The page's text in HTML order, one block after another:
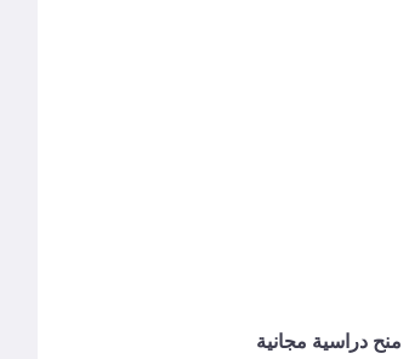
منح دراسية مجانية